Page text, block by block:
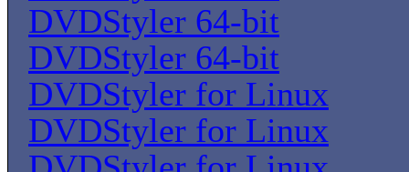
DVDStyler 64-bit
DVDStyler 64-bit
DVDStyler for Linux
DVDStyler for Linux